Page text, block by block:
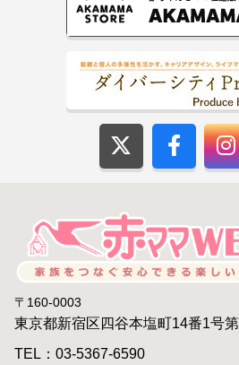
〒160-0003
東京都新宿区四谷本塩町14番1号
TEL：03-5367-6590